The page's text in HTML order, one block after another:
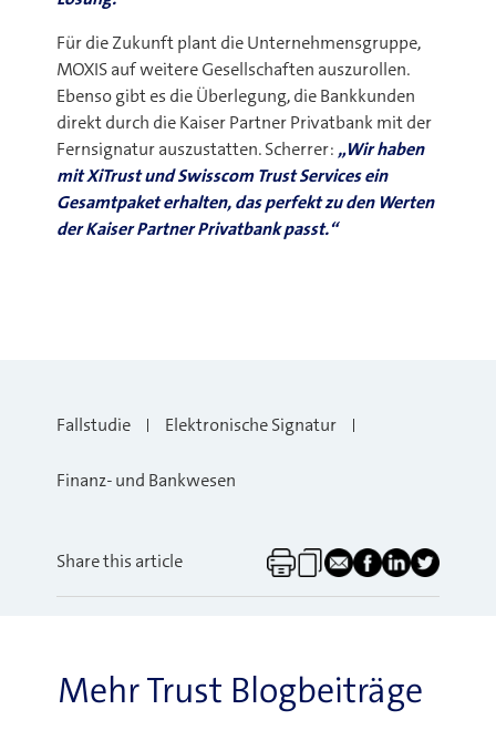
Für die Zukunft plant die Unternehmensgruppe,
MOXIS auf weitere Gesellschaften auszurollen.
Ebenso gibt es die Überlegung, die Bankkunden
direkt durch die Kaiser Partner Privatbank mit der
Fernsignatur auszustatten. Scherrer: „Wir haben
mit XiTrust und Swisscom Trust Services ein
Gesamtpaket erhalten, das perfekt zu den Werten
der Kaiser Partner Privatbank passt.“
Fallstudie Elektronische Signatur
Finanz- und Bankwesen
Share this article
Mehr Trust Blogbeiträge